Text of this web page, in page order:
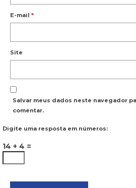
E-mail *
Site
Salvar meus dados neste navegador
comentar.
Digite uma resposta em números:
14 + 4 =